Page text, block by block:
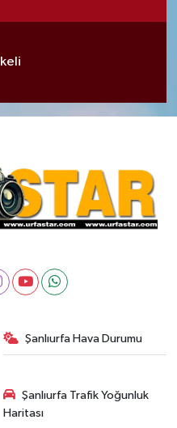
Şanlıurfa Hava Durumu
Şanlıurfa Trafik Yoğunluk
Haritası